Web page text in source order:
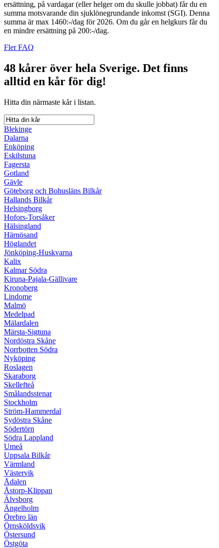
ersättning, på vardagar (eller helger om du skulle jobbat) får du en
summa motsvarande din sjuklönegrundande inkomst (SGI). Denna
summa är max 1460:-/dag för 2026. Om du går en helgkurs får du
en mindre ersättning på 200:-/dag.
Fler FAQ
48 kårer över hela Sverige. Det finns
alltid en kår för dig!
Hitta din närmaste kår i listan.
Blekinge
Dalarna
Enköping
Eskilstuna
Fagersta
Gotland
Gävle
Göteborg och Bohusläns Bilkår
Hallands Bilkår
Helsingborg
Hofors-Torsåker
Hälsingland
Härnösand
Höglandet
Jönköping-Huskvarna
Kalix
Kalmar Södra
Kiruna-Pajala-Gällivare
Kronoberg
Lindome
Malmö
Medelpad
Mälardalen
Märsta-Sigtuna
Nordöstra Skåne
Norrbotten Södra
Nyköping
Roslagen
Skaraborg
Skellefteå
Smålandsstenar
Stockholm
Ström-Hammerdal
Sydöstra Skåne
Södertörn
Södra Lappland
Umeå
Uppsala Bilkår
Värmland
Västervik
Ådalen
Åstorp-Klippan
Älvsborg
Ängelholm
Örebro län
Örnsköldsvik
Östersund
Östgöta